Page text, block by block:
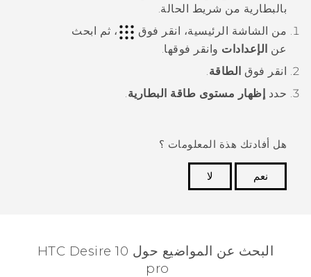
الدعم
أجهزة HTC والملحقات
بالبطارية من شريط الحالة.
من الشاشة
الرئيسية، انقر فوق
، ثم ابحث
عن الإعدادات وانقر فوقها.
انقر فوق الطاقة
حدد إظهار مستوى طاقة البطارية
هل أفادتك هذة المعلومات ؟
نعم
لا
البحث عن المواضيع حول HTC Desire 10
pro